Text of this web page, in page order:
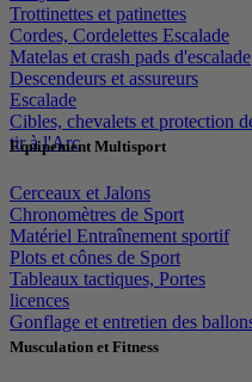
Trottinettes et patinettes
Cordes, Cordelettes Escalade
Matelas et crash pads d'escalade
Descendeurs et assureurs
Escalade
Cibles, chevalets et protection
tir à l'Arc
Equipement Multisport
Cerceaux et Jalons
Chronomètres de Sport
Matériel Entraînement sportif
Plots et cônes de Sport
Tableaux tactiques, Portes
licences
Gonflage et entretien des
Musculation et Fitness